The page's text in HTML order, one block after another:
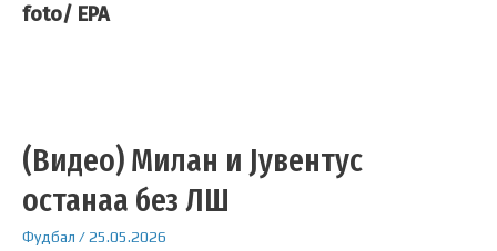
foto/ EPA
(Видео) Милан и Јувентус
останаа без ЛШ
Фудбал /25.05.2026